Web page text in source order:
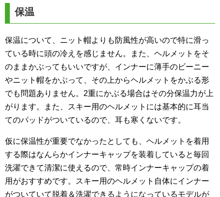
保温
保温について、ニット帽よりも防風性が高いので特に滑っ
ている時に頭の冷えを感じません。また、ヘルメットをそ
のままかぶってもいいですが、インナーに薄手のビーニー
やニット帽をかぶって、その上からヘルメットをかぶる形
でも問題ありません。2重にかぶる場合はその分保温力が上
がります。また、スキー用のヘルメットには基本的に耳当
てのパッドがついているので、耳も寒くないです。
仮に保温性が重要でなかったとしても、ヘルメットを着用
する際はなんらかインナーキャップを装着していると毎回
洗濯できて清潔に使えるので、常時インナーキャップの着
用がおすすめです。スキー用のヘルメット自体にインナー
がついていて脱着＆洗濯できるようになっているモデルが